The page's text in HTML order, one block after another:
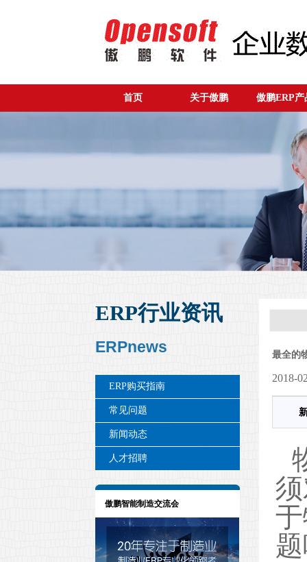
首页 关于傲鹏 傲鹏ERP产
ERP行业资讯
ERPnews
ERP购买指南
常见问题
新闻动态
人才招聘
傲鹏智能制造交流会
最全的
2018-